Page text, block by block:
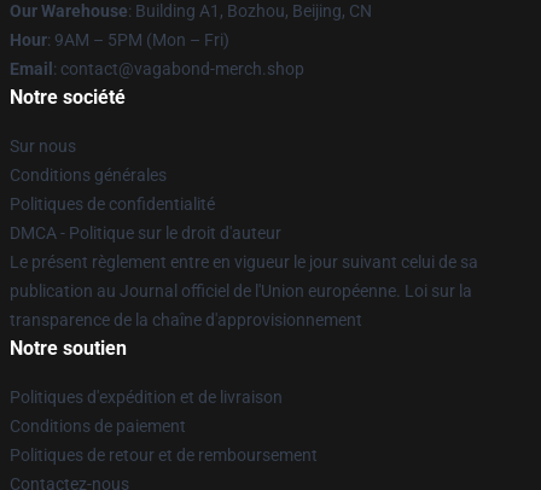
Our Warehouse: Building A1, Bozhou, Beijing, CN
Hour: 9AM – 5PM (Mon – Fri)
Email : contact@vagabond-merch.shop
Notre société
Sur nous
Conditions générales
Politiques de confidentialité
DMCA - Politique sur le droit d'auteur
Le présent règlement entre en vigueur le jour suivant celui de sa
publication au Journal officiel de l'Union européenne. Loi sur la
transparence de la chaîne d'approvisionnement
Notre soutien
Politiques d'expédition et de livraison
Conditions de paiement
Politiques de retour et de remboursement
Contactez-nous